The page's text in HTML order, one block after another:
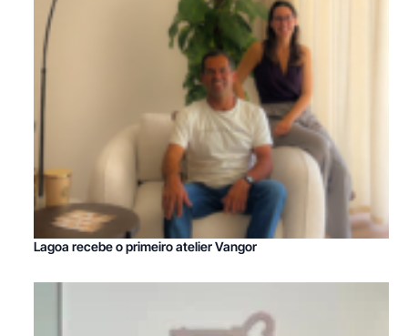
Lagoa recebe o primeiro atelier Vangor